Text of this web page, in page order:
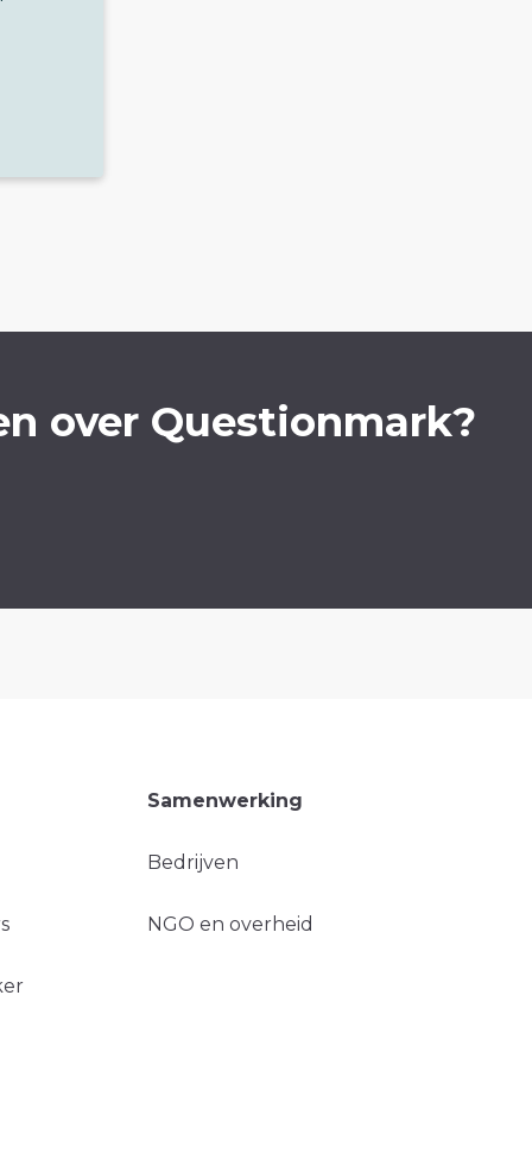
over Questionmark?
Samenwerking
Bedrijven
NGO en overheid